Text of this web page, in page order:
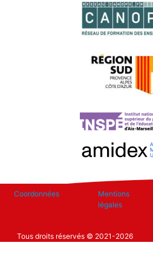
Coordonnées
Mentions
légales
Tous droits réservés © 2021-2026